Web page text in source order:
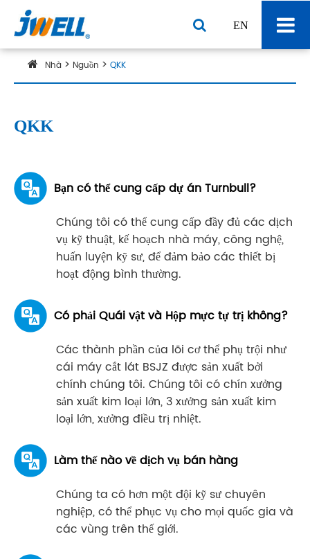
EN
Nhà Nguồn QKK
QKK
Bạn có thể cung cấp dự án Turnbull?
Chúng tôi có thể cung cấp đầy đủ các dịch
vụ kỹ thuật, kế hoạch nhà máy, công nghệ,
huấn luyện kỹ sư, để đảm bảo các thiết bị
hoạt động bình thường.
Có phải Quái vật và Hộp mực tự trị không?
Các thành phần của lõi cơ thể phụ trội như
cái máy cắt lát BSJZ được sản xuất bởi
chính chúng tôi. Chúng tôi có chín xưởng
sản xuất kim loại lớn, 3 xưởng sản xuất kim
loại lớn, xưởng điều trị nhiệt.
Làm thế nào về dịch vụ bán hàng
Chúng ta có hơn một đội kỹ sư chuyên
nghiệp, có thể phục vụ cho mọi quốc gia và
các vùng trên thế giới.